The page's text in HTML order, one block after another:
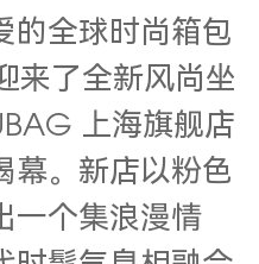
的全球时尚箱包
了全新风尚坐
上海旗舰店
幕。新店以粉色
一个集浪漫情